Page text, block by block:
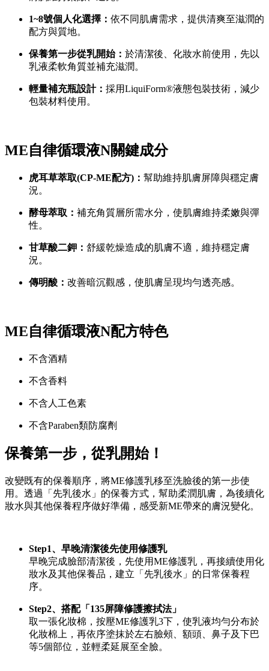
1~8號個人化選擇： 依不同肌膚需求，提供清爽至滋潤的
配方與質地。
保養第一步從乳開始： 於清潔後、化妝水前使用，先以
乳液柔軟角質並補充滋潤。
輕量補充瓶設計： 採用LiquiForm®液態包裝技術，減少
包裝材料使用。
ME自律循環液N關鍵成分
虎耳草萃取(CP-ME配方)： 幫助維持肌膚屏障與穩定膚
況。
酵母萃取： 補充角質層所需水分，使肌膚維持柔嫩與彈
性。
甘草酸二鉀： 舒緩乾燥造成的肌膚不適，維持穩定膚
況。
傳明酸： 改善暗沉觀感，使肌膚呈現均勻透亮感。
ME自律循環液N配方特色
不含酒精
不含香料
不含人工色素
不含Paraben類防腐劑
保養第一步，從乳開始！
改變既有的保養順序，將ME修護乳移至洗臉後的第一步使
用。透過「先乳後水」的保養方式，幫助柔潤肌膚，為後續化
妝水與其他保養程序做好準備，感受新ME帶來的膚況變化。
Step1、早晚清潔後先使用修護乳
早晚完成臉部清潔後，先使用ME修護乳，再接續使用化
妝水及其他保養品，建立「先乳後水」的日常保養程
序。
Step2、搭配「135屏障修護擦拭法」
取一張化妝棉，按壓ME修護乳3下，使乳液均勻分布於
化妝棉上，再依序塗抹於左右臉頰、額頭、鼻子及下巴
等5個部位，並輕柔延展至全臉。